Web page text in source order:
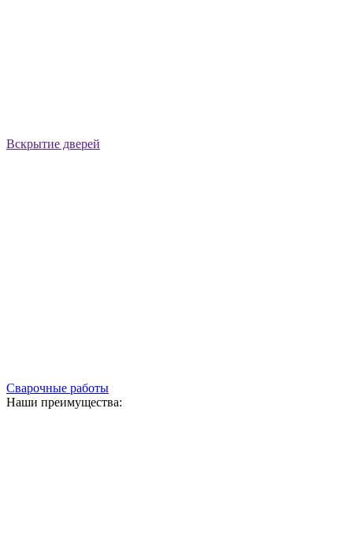
Вскрытие дверей
Сварочные работы
Наши преимущества: